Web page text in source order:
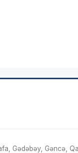
Gədəbəy, Gəncə,